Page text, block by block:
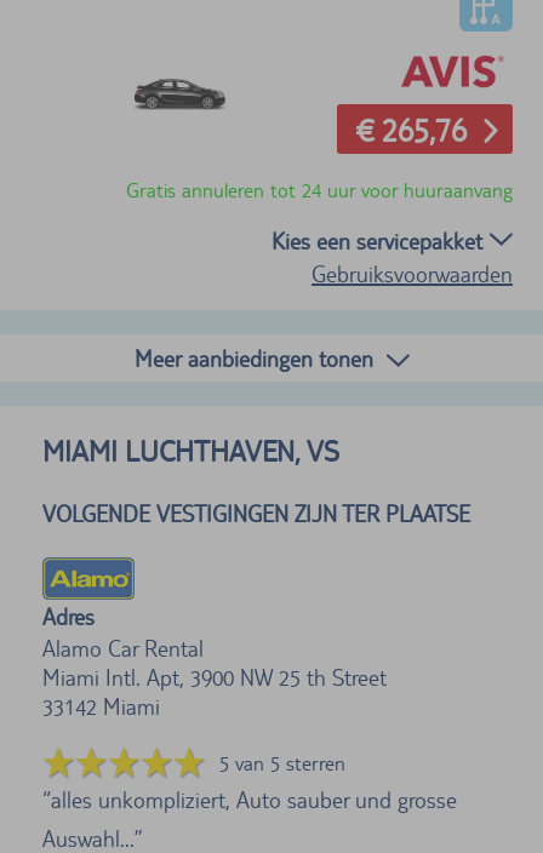
€ 265,76
Gratis annuleren tot 24 uur voor huuraanvang
Kies een servicepakket
Gebruiksvoorwaarden
Meer aanbiedingen tonen
MIAMI LUCHTHAVEN, VS
VOLGENDE VESTIGINGEN ZIJN TER PLAATSE
Adres
Alamo Car Rental
Miami Intl. Apt, 3900 NW 25 th Street
33142 Miami
5 van 5 sterren
alles unkompliziert, Auto sauber und grosse
Auswahl...